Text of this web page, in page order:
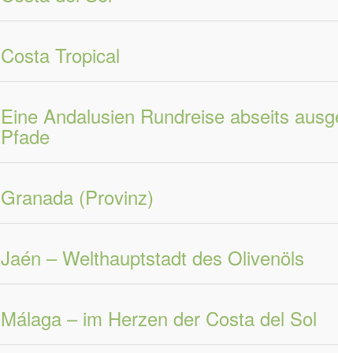
Costa Tropical
Eine Andalusien Rundreise abseits
Pfade
Granada (Provinz)
Jaén – Welthauptstadt des Olivenöls
Málaga – im Herzen der Costa del Sol